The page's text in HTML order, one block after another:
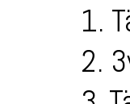
1.
2.